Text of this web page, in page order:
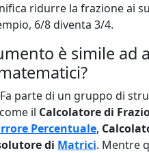
ridurre la frazione ai
6/8 diventa 3/4.
è simile ad
parte di un gruppo di
il Calcolatore di
Percentuale,
di Matrici. Mentre